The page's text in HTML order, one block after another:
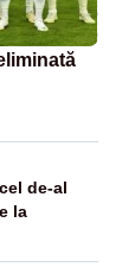
de-al
la